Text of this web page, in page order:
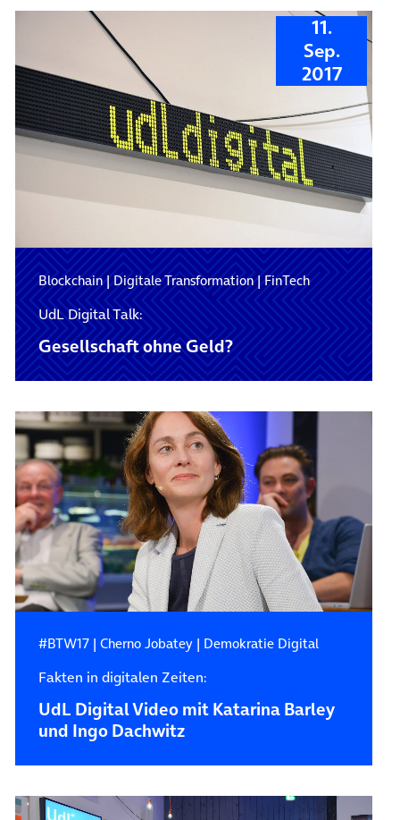
11.
Sep.
2017
Blockchain|Digitale Transformation|FinTech
UdL Digital Talk:
Gesellschaft ohne Geld?
#BTW17| Cherno Jobatey| Demokratie Digital
Fakten in digitalen Zeiten:
UdL Digital Video mit Katarina Barley
und Ingo Dachwitz